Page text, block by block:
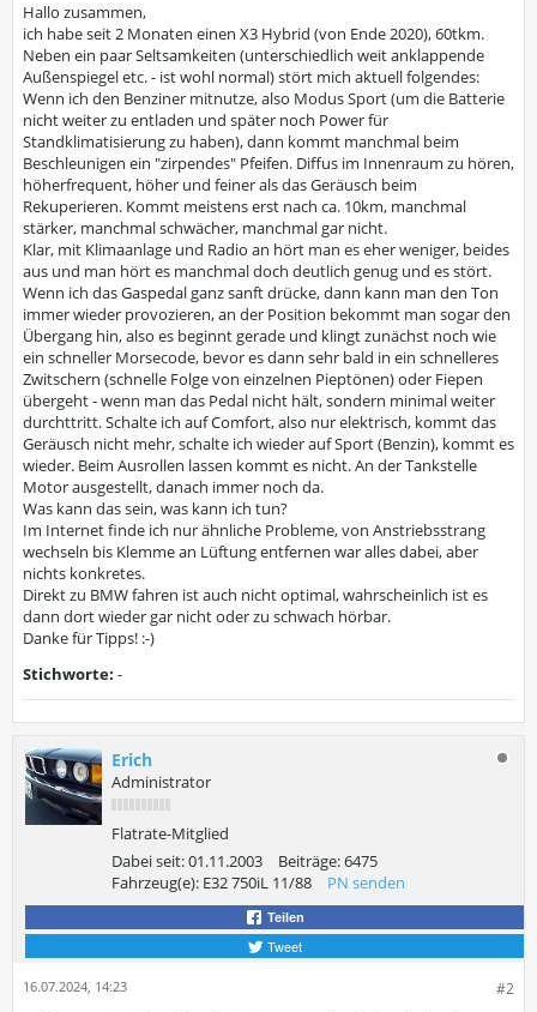
Hallo zusammen,
ich habe seit 2 Monaten einen X3 Hybrid (von Ende 2020), 60tkm.
Neben ein paar Seltsamkeiten (unterschiedlich weit anklappende
Außenspiegel etc. - ist wohl normal) stört mich aktuell folgendes:
Wenn ich den Benziner mitnutze, also Modus Sport (um die Batterie
nicht weiter zu entladen und später noch Power für
Standklimatisierung zu haben), dann kommt manchmal beim
Beschleunigen ein "zirpendes" Pfeifen. Diffus im Innenraum zu hören,
höherfrequent, höher und feiner als das Geräusch beim
Rekuperieren. Kommt meistens erst nach ca. 10km, manchmal
stärker, manchmal schwächer, manchmal gar nicht.
Klar, mit Klimaanlage und Radio an hört man es eher weniger, beides
aus und man hört es manchmal doch deutlich genug und es stört.
Wenn ich das Gaspedal ganz sanft drücke, dann kann man den Ton
immer wieder provozieren, an der Position bekommt man sogar den
Übergang hin, also es beginnt gerade und klingt zunächst noch wie
ein schneller Morsecode, bevor es dann sehr bald in ein schnelleres
Zwitschern (schnelle Folge von einzelnen Pieptönen) oder Fiepen
übergeht - wenn man das Pedal nicht hält, sondern minimal weiter
durchttritt. Schalte ich auf Comfort, also nur elektrisch, kommt das
Geräusch nicht mehr, schalte ich wieder auf Sport (Benzin), kommt es
wieder. Beim Ausrollen lassen kommt es nicht. An der Tankstelle
Motor ausgestellt, danach immer noch da.
Was kann das sein, was kann ich tun?
Im Internet finde ich nur ähnliche Probleme, von Anstriebsstrang
wechseln bis Klemme an Lüftung entfernen war alles dabei, aber
nichts konkretes.
Direkt zu BMW fahren ist auch nicht optimal, wahrscheinlich ist es
dann dort wieder gar nicht oder zu schwach hörbar.
Danke für Tipps! :-)
Stichworte: -
Erich
Administrator
Flatrate-Mitglied
Dabei seit:01.11.2003 Beiträge:6475
Fahrzeug(e): E32 750iL 11/88 PN senden
Teilen
Tweet
#2
16.07.2024, 14:23